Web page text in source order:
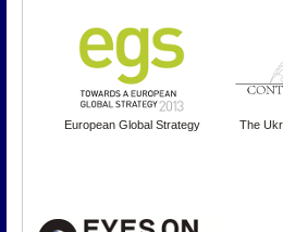
European Global Strategy The